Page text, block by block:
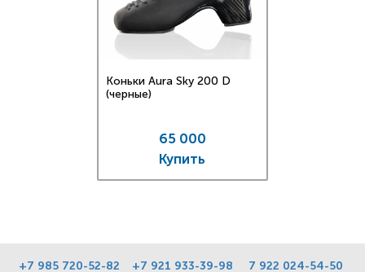
Коньки Aura Sky 200 D
(черные)
65 000
Купить
+7 985 720-52-82 +7 921 933-39-98 7 922 024-54-50